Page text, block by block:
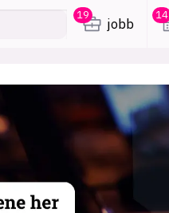
19
jobb
14
meninger